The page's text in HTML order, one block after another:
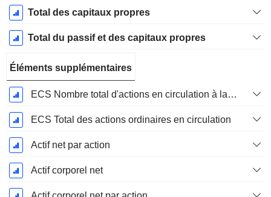
Total des capitaux propres
Total du passif et des capitaux propres
Éléments supplémentaires
ECS Nombre total d'actions en circulation à la date de dépôt
ECS Total des actions ordinaires en circulation
Actif net par action
Actif corporel net